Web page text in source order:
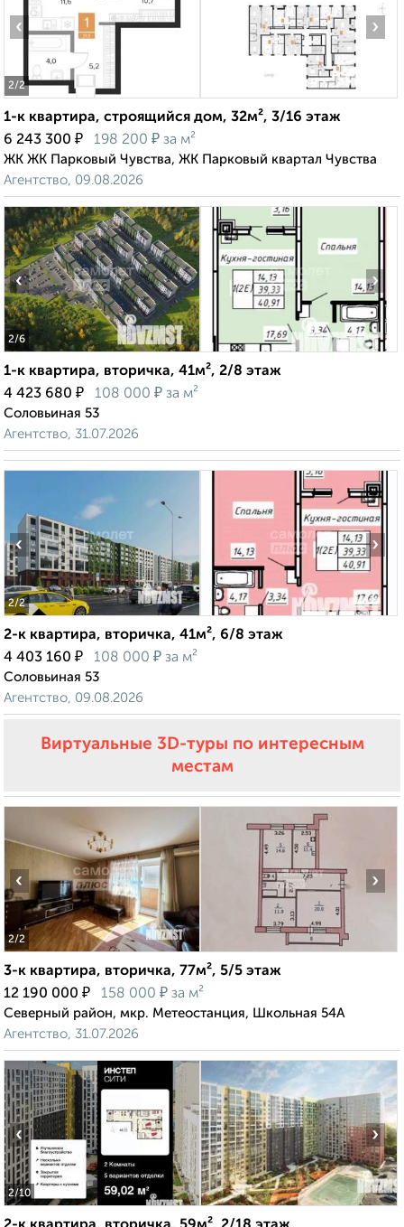
2/2
‹ ›
1-к квартира, строящийся дом, 32м², 3/16 этаж
6 243 300 ₽ 198 200 ₽ за м²
ЖК ЖК Парковый Чувства, ЖК Парковый квартал Чувства
Агентство, 09.08.2026
2/6
‹ ›
1-к квартира, вторичка, 41м², 2/8 этаж
4 423 680 ₽ 108 000 ₽ за м²
Соловьиная 53
Агентство, 31.07.2026
2/2
‹ ›
2-к квартира, вторичка, 41м², 6/8 этаж
4 403 160 ₽ 108 000 ₽ за м²
Соловьиная 53
Агентство, 09.08.2026
Виртуальные 3D-туры по интересным
местам
2/2
‹ ›
3-к квартира, вторичка, 77м², 5/5 этаж
12 190 000 ₽ 158 000 ₽ за м²
Северный район, мкр. Метеостанция, Школьная 54А
Агентство, 31.07.2026
2/10
‹ ›